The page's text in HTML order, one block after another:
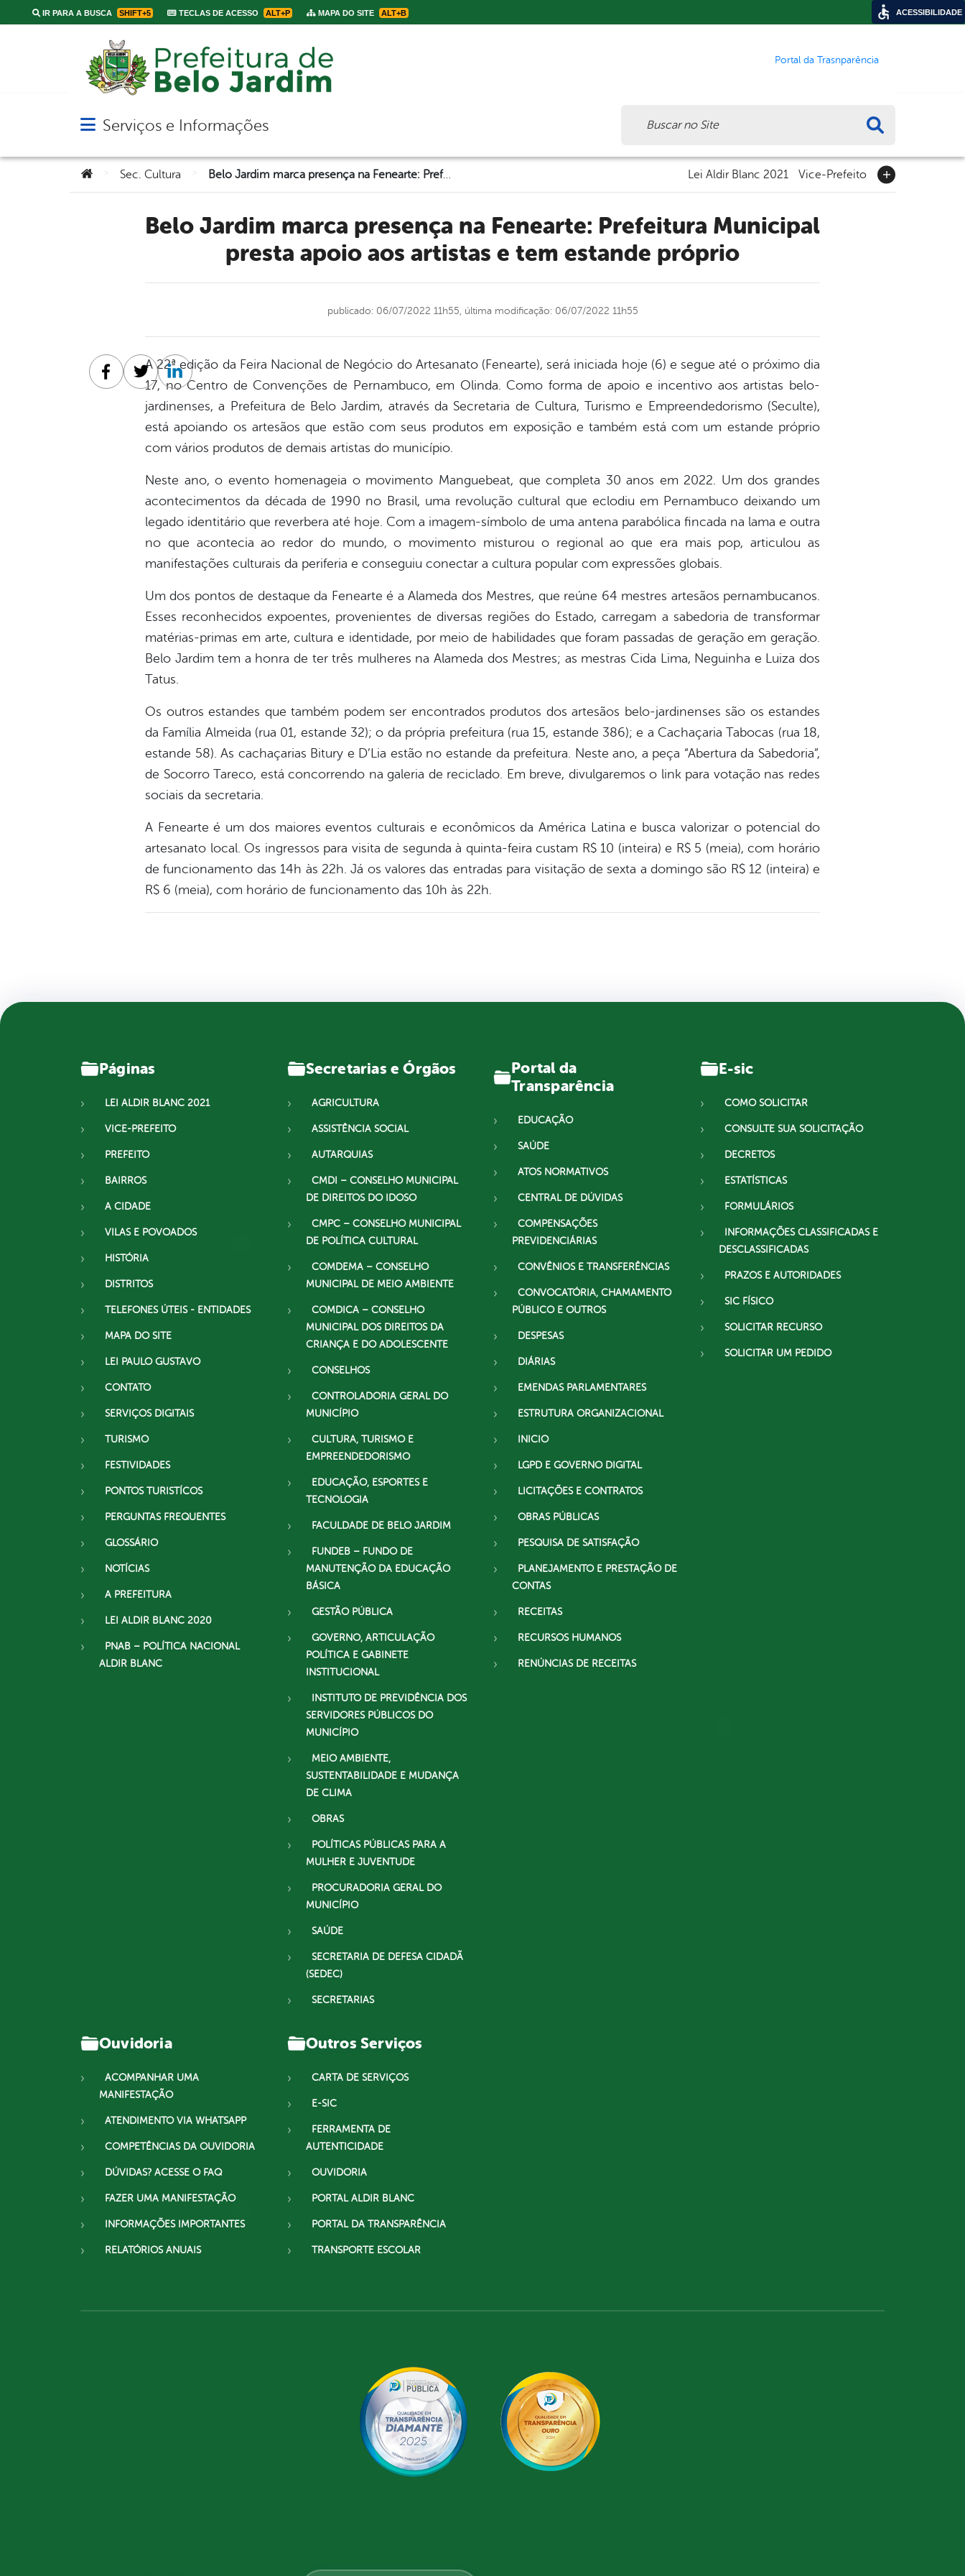
IR PARA A BUSCA SHIFT+5 TECLAS DE ACESSO ALT+P MAPA DO SITE ALT+B
Portal da Trasnparência
Abrir menu principal de navegação
Serviços e Informações
Você está aqui:
Sec. Cultura Belo Jardim marca presença na Fenearte: Prefeitura Municipal presta apoio aos artistas e tem estande próprio Lei Aldir Blanc 2021 Vice-Prefeito
Belo Jardim marca presença na Fenearte: Prefeitura Municipal
presta apoio aos artistas e tem estande próprio
publicado: 06/07/2022 11h55, última modificação: 06/07/2022 11h55
A 22ª edição da Feira Nacional de Negócio do Artesanato (Fenearte), será iniciada hoje (6) e segue até o próximo dia
17, no Centro de Convenções de Pernambuco, em Olinda. Como forma de apoio e incentivo aos artistas belo-
jardinenses, a Prefeitura de Belo Jardim, através da Secretaria de Cultura, Turismo e Empreendedorismo (Seculte),
está apoiando os artesãos que estão com seus produtos em exposição e também está com um estande próprio
com vários produtos de demais artistas do município.
Neste ano, o evento homenageia o movimento Manguebeat, que completa 30 anos em 2022. Um dos grandes
acontecimentos da década de 1990 no Brasil, uma revolução cultural que eclodiu em Pernambuco deixando um
legado identitário que reverbera até hoje. Com a imagem-símbolo de uma antena parabólica fincada na lama e outra
no que acontecia ao redor do mundo, o movimento misturou o regional ao que era mais pop, articulou as
manifestações culturais da periferia e conseguiu conectar a cultura popular com expressões globais.
Um dos pontos de destaque da Fenearte é a Alameda dos Mestres, que reúne 64 mestres artesãos pernambucanos.
Esses reconhecidos expoentes, provenientes de diversas regiões do Estado, carregam a sabedoria de transformar
matérias-primas em arte, cultura e identidade, por meio de habilidades que foram passadas de geração em geração.
Belo Jardim tem a honra de ter três mulheres na Alameda dos Mestres; as mestras Cida Lima, Neguinha e Luiza dos
Tatus.
Os outros estandes que também podem ser encontrados produtos dos artesãos belo-jardinenses são os estandes
da Família Almeida (rua 01, estande 32); o da própria prefeitura (rua 15, estande 386); e a Cachaçaria Tabocas (rua 18,
estande 58). As cachaçarias Bitury e D’Lia estão no estande da prefeitura. Neste ano, a peça “Abertura da Sabedoria”,
de Socorro Tareco, está concorrendo na galeria de reciclado. Em breve, divulgaremos o link para votação nas redes
sociais da secretaria.
A Fenearte é um dos maiores eventos culturais e econômicos da América Latina e busca valorizar o potencial do
artesanato local. Os ingressos para visita de segunda à quinta-feira custam R$ 10 (inteira) e R$ 5 (meia), com horário
de funcionamento das 14h às 22h. Já os valores das entradas para visitação de sexta a domingo são R$ 12 (inteira) e
R$ 6 (meia), com horário de funcionamento das 10h às 22h.
Facebook
TwitterLinkedin
Páginas
LEI ALDIR BLANC 2021
VICE-PREFEITO
PREFEITO
BAIRROS
A CIDADE
VILAS E POVOADOS
HISTÓRIA
DISTRITOS
TELEFONES ÚTEIS - ENTIDADES
MAPA DO SITE
LEI PAULO GUSTAVO
CONTATO
SERVIÇOS DIGITAIS
TURISMO
FESTIVIDADES
PONTOS TURISTÍCOS
PERGUNTAS FREQUENTES
GLOSSÁRIO
NOTÍCIAS
A PREFEITURA
LEI ALDIR BLANC 2020
PNAB – POLÍTICA NACIONAL
ALDIR BLANC
Secretarias e Órgãos
AGRICULTURA
ASSISTÊNCIA SOCIAL
AUTARQUIAS
CMDI – CONSELHO MUNICIPAL
DE DIREITOS DO IDOSO
CMPC – CONSELHO MUNICIPAL
DE POLÍTICA CULTURAL
COMDEMA – CONSELHO
MUNICIPAL DE MEIO AMBIENTE
COMDICA – CONSELHO
MUNICIPAL DOS DIREITOS DA
CRIANÇA E DO ADOLESCENTE
CONSELHOS
CONTROLADORIA GERAL DO
MUNICÍPIO
CULTURA, TURISMO E
EMPREENDEDORISMO
EDUCAÇÃO, ESPORTES E
TECNOLOGIA
FACULDADE DE BELO JARDIM
FUNDEB – FUNDO DE
MANUTENÇÃO DA EDUCAÇÃO
BÁSICA
GESTÃO PÚBLICA
GOVERNO, ARTICULAÇÃO
POLÍTICA E GABINETE
INSTITUCIONAL
INSTITUTO DE PREVIDÊNCIA DOS
SERVIDORES PÚBLICOS DO
MUNICÍPIO
MEIO AMBIENTE,
SUSTENTABILIDADE E MUDANÇA
DE CLIMA
OBRAS
POLÍTICAS PÚBLICAS PARA A
MULHER E JUVENTUDE
PROCURADORIA GERAL DO
MUNICÍPIO
SAÚDE
SECRETARIA DE DEFESA CIDADÃ
(SEDEC)
SECRETARIAS
Portal da
Transparência
EDUCAÇÃO
SAÚDE
ATOS NORMATIVOS
CENTRAL DE DÚVIDAS
COMPENSAÇÕES
PREVIDENCIÁRIAS
CONVÊNIOS E TRANSFERÊNCIAS
CONVOCATÓRIA, CHAMAMENTO
PÚBLICO E OUTROS
DESPESAS
DIÁRIAS
EMENDAS PARLAMENTARES
ESTRUTURA ORGANIZACIONAL
INICIO
LGPD E GOVERNO DIGITAL
LICITAÇÕES E CONTRATOS
OBRAS PÚBLICAS
PESQUISA DE SATISFAÇÃO
PLANEJAMENTO E PRESTAÇÃO DE
CONTAS
RECEITAS
RECURSOS HUMANOS
RENÚNCIAS DE RECEITAS
E-sic
COMO SOLICITAR
CONSULTE SUA SOLICITAÇÃO
DECRETOS
ESTATÍSTICAS
FORMULÁRIOS
INFORMAÇÕES CLASSIFICADAS E
DESCLASSIFICADAS
PRAZOS E AUTORIDADES
SIC FÍSICO
SOLICITAR RECURSO
SOLICITAR UM PEDIDO
Ouvidoria
ACOMPANHAR UMA
MANIFESTAÇÃO
ATENDIMENTO VIA WHATSAPP
COMPETÊNCIAS DA OUVIDORIA
DÚVIDAS? ACESSE O FAQ
FAZER UMA MANIFESTAÇÃO
INFORMAÇÕES IMPORTANTES
RELATÓRIOS ANUAIS
Outros Serviços
CARTA DE SERVIÇOS
E-SIC
FERRAMENTA DE
AUTENTICIDADE
OUVIDORIA
PORTAL ALDIR BLANC
PORTAL DA TRANSPARÊNCIA
TRANSPORTE ESCOLAR
ACESSIBILIDADE